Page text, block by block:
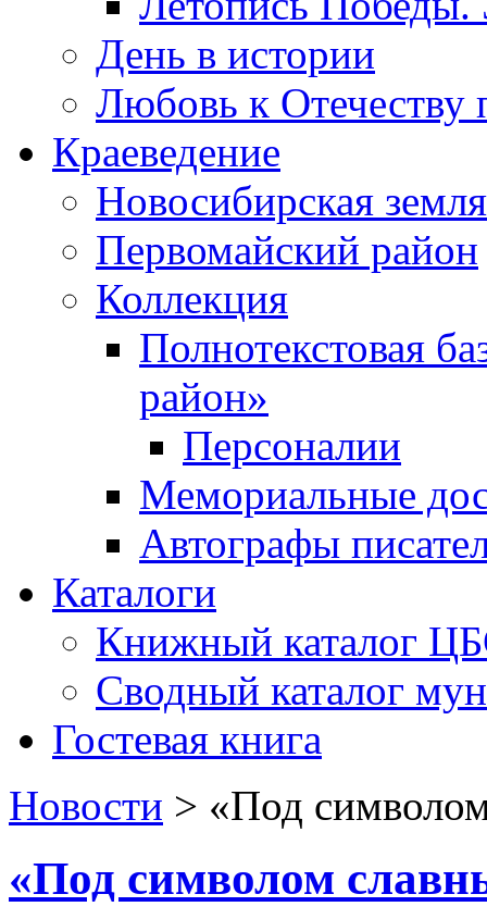
День в истории
Любовь к Отечеству
Краеведение
Новосибирская земля
Первомайский район
Коллекция
Полнотекстовая
район»
Персоналии
Мемориальные
Автографы
Каталоги
Книжный каталог
Сводный каталог
Гостевая книга
Новости > «Под
«Под символом